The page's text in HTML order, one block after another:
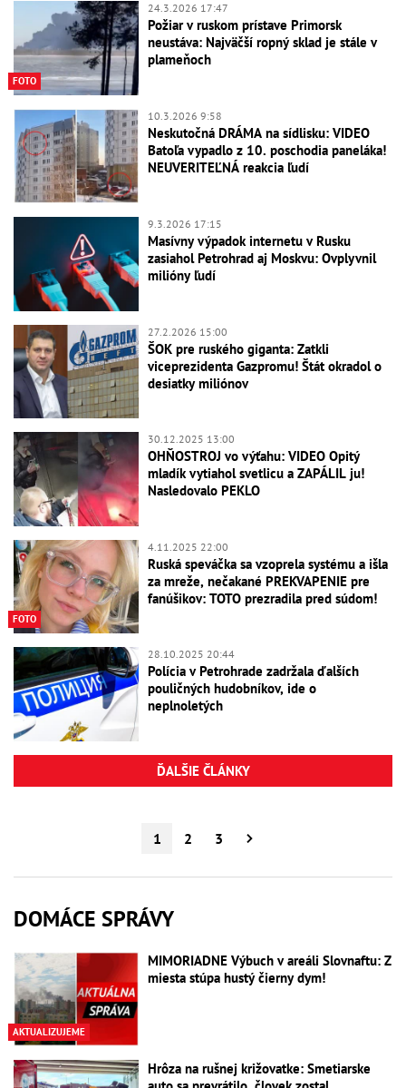
FOTO
24.3.2026 17:47
Požiar v ruskom prístave Primorsk
neustáva: Najväčší ropný sklad je stále v
plameňoch
10.3.2026 9:58
Neskutočná DRÁMA na sídlisku: VIDEO
Batoľa vypadlo z 10. poschodia paneláka!
NEUVERITEĽNÁ reakcia ľudí
9.3.2026 17:15
Masívny výpadok internetu v Rusku
zasiahol Petrohrad aj Moskvu: Ovplyvnil
milióny ľudí
27.2.2026 15:00
ŠOK pre ruského giganta: Zatkli
viceprezidenta Gazpromu! Štát okradol o
desiatky miliónov
30.12.2025 13:00
OHŇOSTROJ vo výťahu: VIDEO Opitý
mladík vytiahol svetlicu a ZAPÁLIL ju!
Nasledovalo PEKLO
FOTO
4.11.2025 22:00
Ruská speváčka sa vzoprela systému a išla
za mreže, nečakané PREKVAPENIE pre
fanúšikov: TOTO prezradila pred súdom!
28.10.2025 20:44
Polícia v Petrohrade zadržala ďalších
pouličných hudobníkov, ide o
neplnoletých
ĎALŠIE ČLÁNKY
1 2 3
DOMÁCE SPRÁVY
AKTUALIZUJEME
MIMORIADNE Výbuch v areáli Slovnaftu: Z
miesta stúpa hustý čierny dym!
Hrôza na rušnej križovatke: Smetiarske